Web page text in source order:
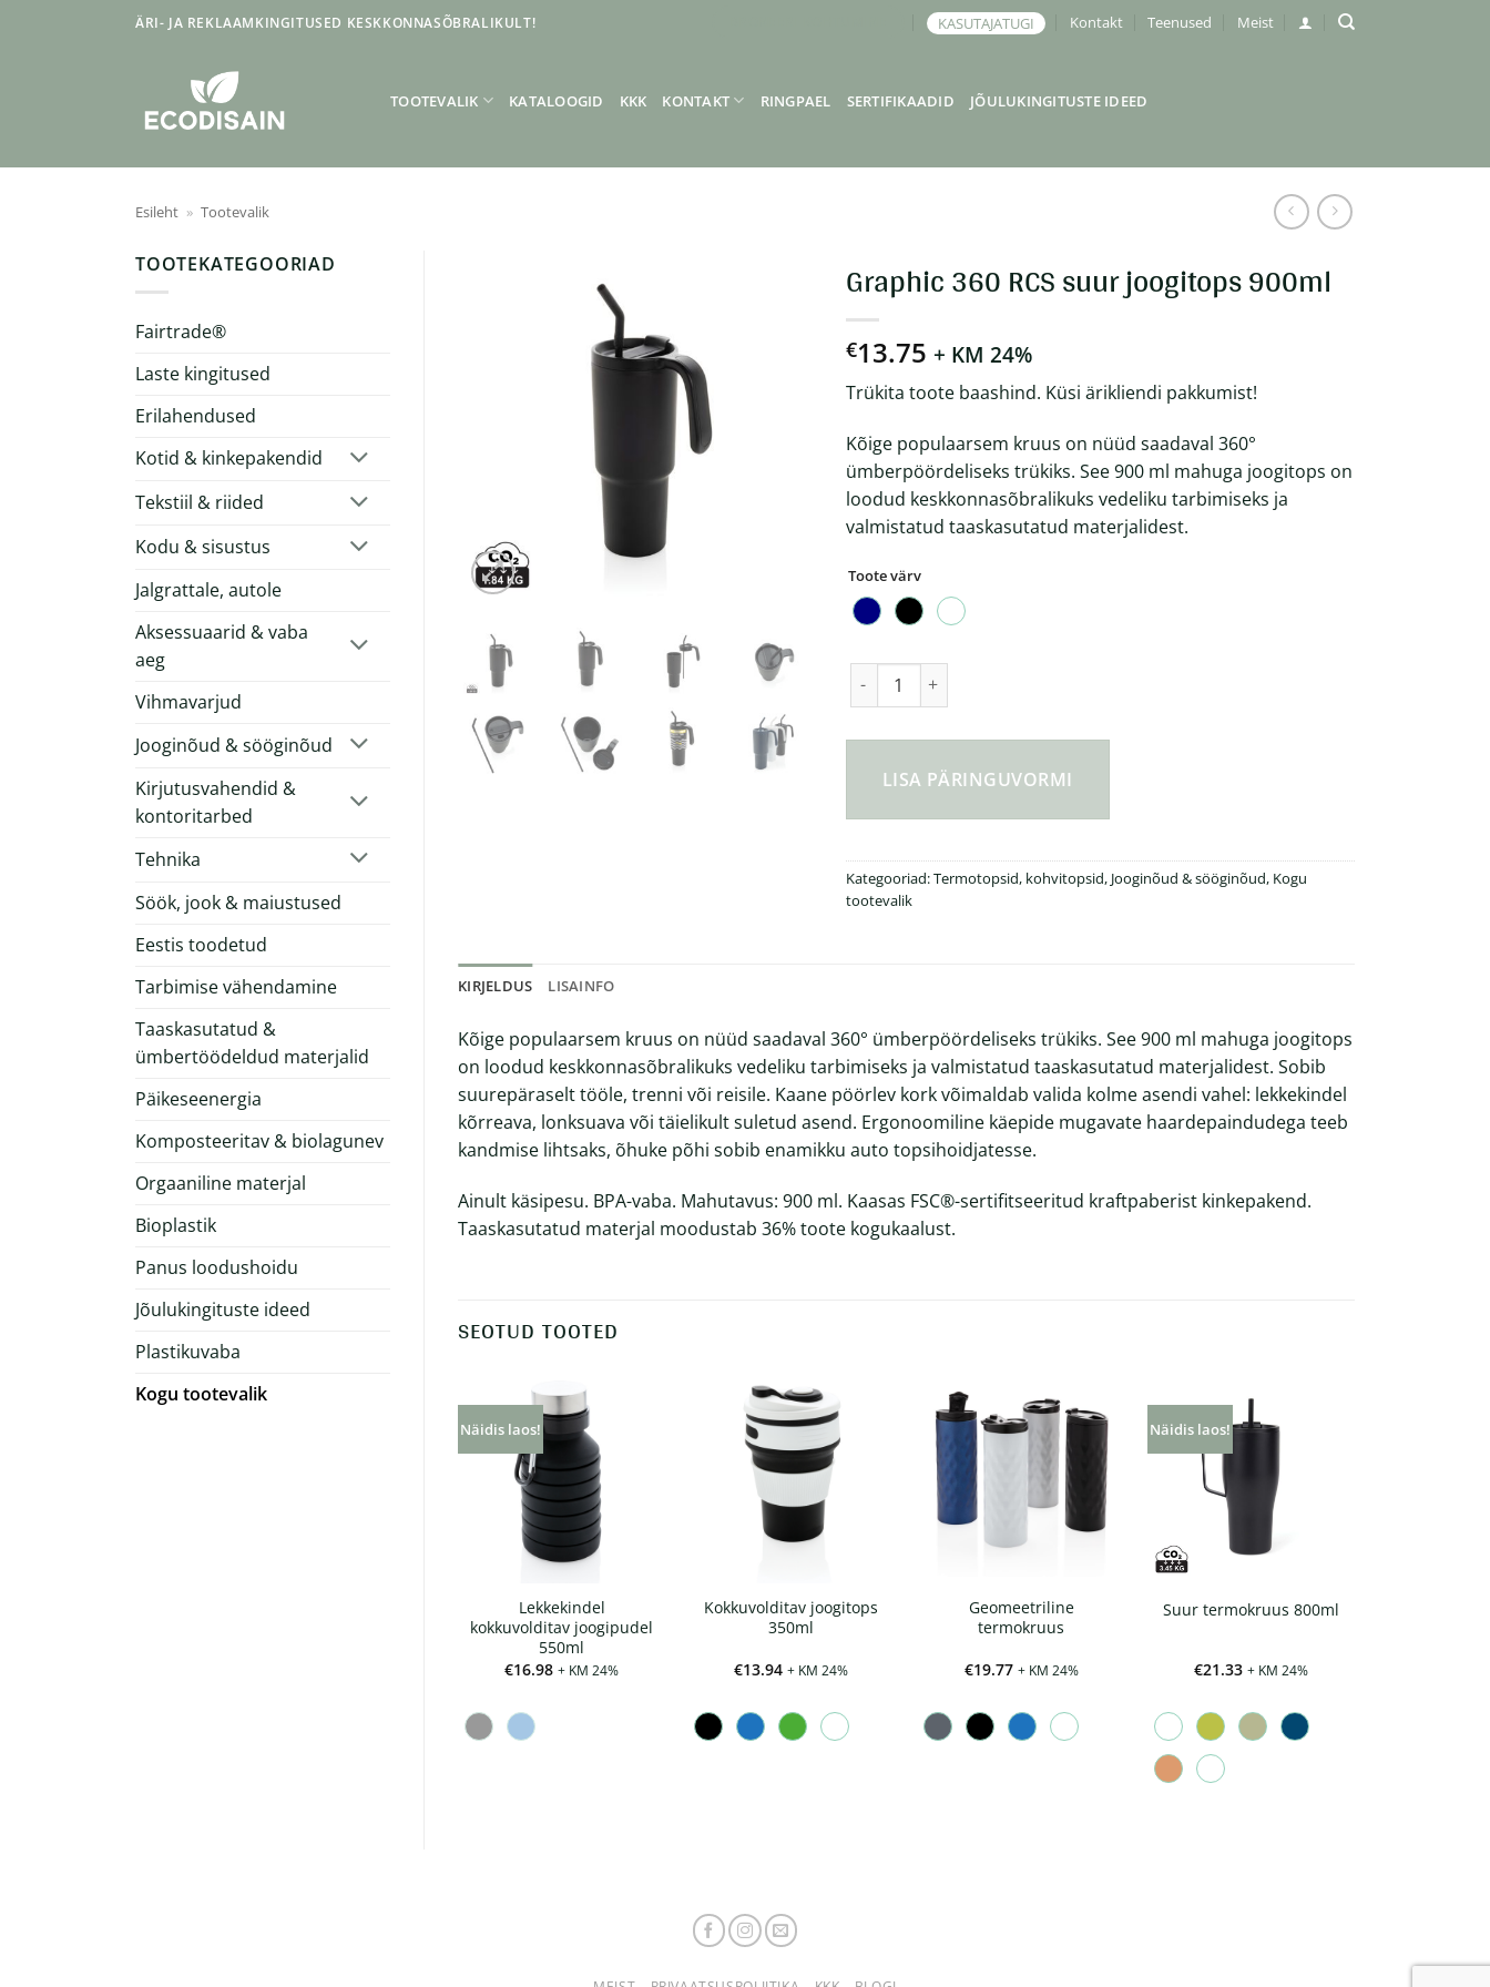
ÄRI- JA REKLAAMKINGITUSED KESKKONNASÕBRALIKULT! KASUTAJATUGI Kontakt Teenused Meist
TOOTEVALIK KATALOOGID KKK KONTAKT RINGPAEL SERTIFIKAADID JÕULUKINGITUSTE IDEED
Esileht » Tootevalik
TOOTEKATEGOORIAD
Fairtrade®
Laste kingitused
Erilahendused
Kotid & kinkepakendid
Tekstiil & riided
Kodu & sisustus
Jalgrattale, autole
Aksessuaarid & vaba
aeg
Vihmavarjud
Jooginõud & sööginõud
Kirjutusvahendid &
kontoritarbed
Tehnika
Söök, jook & maiustused
Eestis toodetud
Tarbimise vähendamine
Taaskasutatud &
ümbertöödeldud materjalid
Päikeseenergia
Komposteeritav & biolagunev
Orgaaniline materjal
Bioplastik
Panus loodushoidu
Jõulukingituste ideed
Plastikuvaba
Kogu tootevalik
Graphic 360 RCS suur joogitops 900ml
€13.75 + KM 24%
Trükita toote baashind. Küsi ärikliendi pakkumist!
Kõige populaarsem kruus on nüüd saadaval 360°
ümberpöördeliseks trükiks. See 900 ml mahuga joogitops on
loodud keskkonnasõbralikuks vedeliku tarbimiseks ja
valmistatud taaskasutatud materjalidest.
Toote värv
LISA PÄRINGUVORMI
Kategooriad:Termotopsid, kohvitopsid, Jooginõud & sööginõud, Kogu
tootevalik
KIRJELDUS LISAINFO
Kõige populaarsem kruus on nüüd saadaval 360° ümberpöördeliseks trükiks. See 900 ml mahuga joogitops
on loodud keskkonnasõbralikuks vedeliku tarbimiseks ja valmistatud taaskasutatud materjalidest. Sobib
suurepäraselt tööle, trenni või reisile. Kaane pöörlev kork võimaldab valida kolme asendi vahel: lekkekindel
kõrreava, lonksuava või täielikult suletud asend. Ergonoomiline käepide mugavate haardepaindudega teeb
kandmise lihtsaks, õhuke põhi sobib enamikku auto topsihoidjatesse.
Ainult käsipesu. BPA-vaba. Mahutavus: 900 ml. Kaasas FSC®-sertifitseeritud kraftpaberist kinkepakend.
Taaskasutatud materjal moodustab 36% toote kogukaalust.
SEOTUD TOOTED
Näidis laos!
Lekkekindel
kokkuvolditav joogipudel
550ml
€16.98 + KM 24%
Kokkuvolditav joogitops
350ml
€13.94 + KM 24%
Geomeetriline
termokruus
€19.77 + KM 24%
Näidis laos!
Suur termokruus 800ml
€21.33 + KM 24%